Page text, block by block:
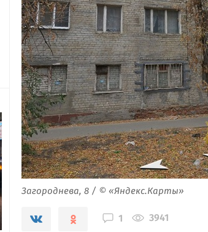
Загороднева, 8 / © «Яндекс.Карты»
1 3941